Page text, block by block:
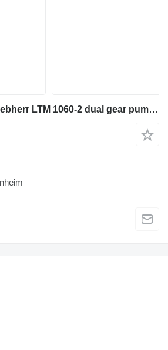
Zubové čerpadlo Liebherr LTM 1060-2 dual gear pump 512135508 na autožeriava